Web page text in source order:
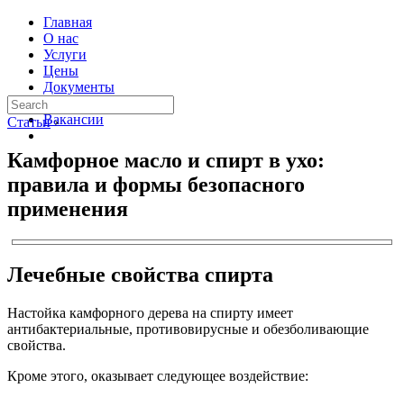
Главная
О нас
Услуги
Цены
Документы
Контакты
Вакансии
Статьи ›
Камфорное масло и спирт в ухо:
правила и формы безопасного
применения
Лечебные свойства спирта
Настойка камфорного дерева на спирту имеет
антибактериальные, противовирусные и обезболивающие
свойства.
Кроме этого, оказывает следующее воздействие: